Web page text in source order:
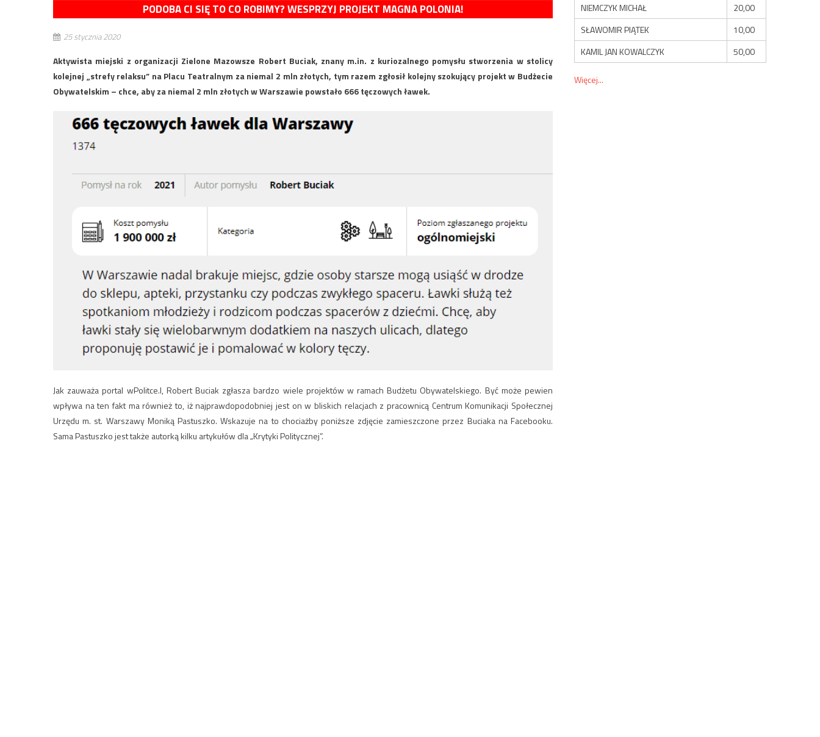
PODOBA CI SIĘ TO CO ROBIMY? WESPRZYJ PROJEKT MAGNA POLONIA!
25 stycznia 2020
Aktywista miejski z organizacji Zielone Mazowsze Robert Buciak, znany m.in. z kuriozalnego pomysłu stworzenia w stolicy
kolejnej „strefy relaksu” na Placu Teatralnym za niemal 2 mln złotych, tym razem zgłosił kolejny szokujący projekt w Budżecie
Obywatelskim – chce, aby za niemal 2 mln złotych w Warszawie powstało 666 tęczowych ławek.
Jak zauważa portal wPolitce.l, Robert Buciak zgłasza bardzo wiele projektów w ramach Budżetu Obywatelskiego. Być może pewien
wpływa na ten fakt ma również to, iż najprawdopodobniej jest on w bliskich relacjach z pracownicą Centrum Komunikacji Społecznej
Urzędu m. st. Warszawy Moniką Pastuszko. Wskazuje na to chociażby poniższe zdjęcie zamieszczone przez Buciaka na Facebooku.
Sama Pastuszko jest także autorką kilku artykułów dla „Krytyki Politycznej”.
NIEMCZYK MICHAŁ
20,00
SŁAWOMIR PIĄTEK
10,00
KAMIL JAN KOWALCZYK
50,00
Więcej...